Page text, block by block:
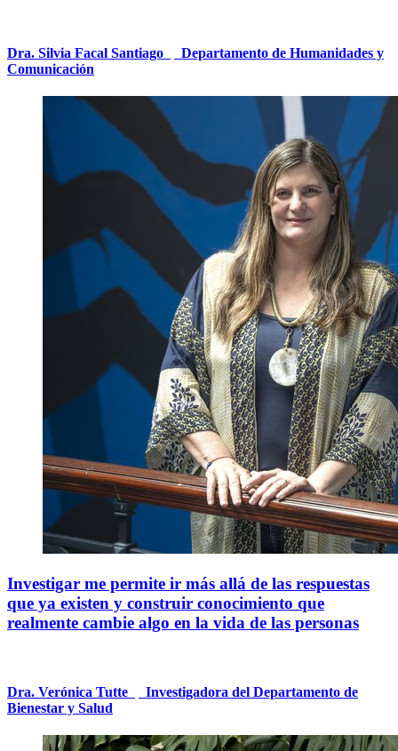
Dra. Silvia Facal Santiago
Departamento de Humanidades y
Comunicación
Investigar me permite ir más allá de las respuestas
que ya existen y construir conocimiento que
realmente cambie algo en la vida de las personas
Dra. Verónica Tutte
Investigadora del Departamento de
Bienestar y Salud